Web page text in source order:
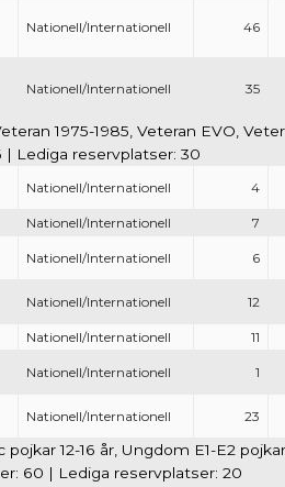
Nationell/Internationell 46
Nationell/Internationell 35
1975-1985, Veteran EVO,
| Lediga reservplatser: 30
Nationell/Internationell 4
Nationell/Internationell
7
Nationell/Internationell 6
Nationell/Internationell 12
Nationell/Internationell
11
Nationell/Internationell 1
Nationell/Internationell 23
12-16 år, Ungdom E1-E2
60 | Lediga reservplatser: 20